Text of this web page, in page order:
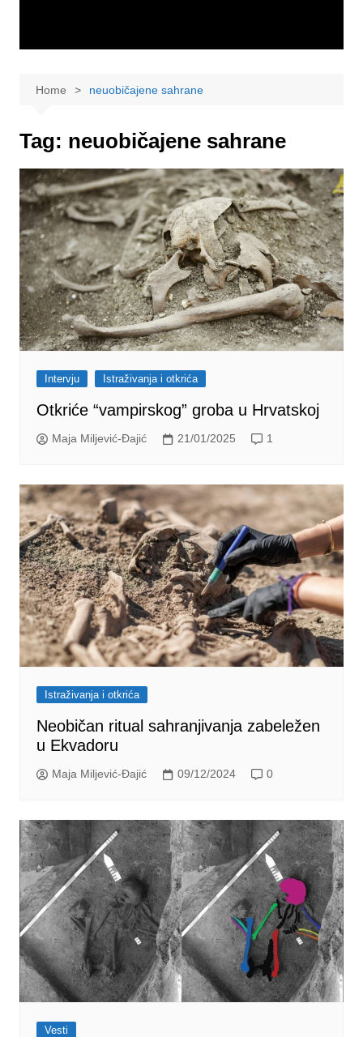
Home neuobičajene sahrane
Tag: neuobičajene sahrane
Intervju Istraživanja i otkrića
Otkriće “vampirskog” groba u Hrvatskoj
Maja Miljević-Đajić 21/01/2025 1
Istraživanja i otkrića
Neobičan ritual sahranjivanja zabeležen
u Ekvadoru
Maja Miljević-Đajić 09/12/2024 0
Vesti